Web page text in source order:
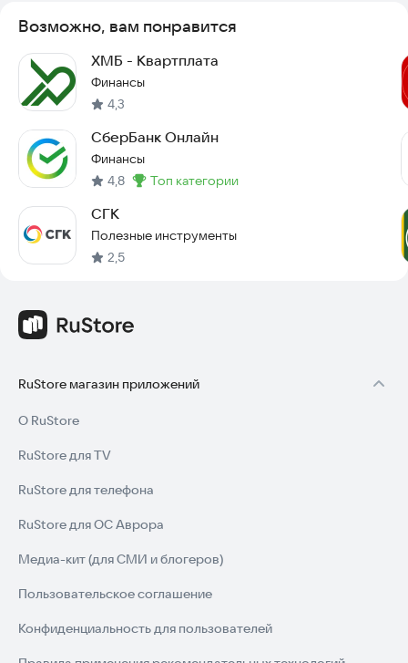
Возможно, вам понравится
ХМБ - Квартплата
Финансы
4,3
СберБанк Онлайн
Финансы
4,8
Метка:
топ категории
СГК
Полезные инструменты
2,5
RuStore магазин приложений
О RuStore
RuStore для TV
RuStore для телефона
RuStore для ОС Аврора
Медиа-кит (для СМИ и блогеров)
Пользовательское соглашение
Конфиденциальность для пользователей